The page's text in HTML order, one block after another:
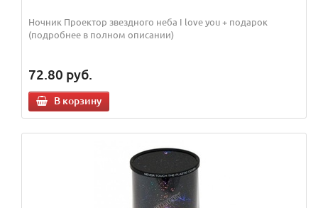
Ночник Проектор звездного неба I love you + подарок
(подробнее в полном описании)
72.80 руб.
В корзину